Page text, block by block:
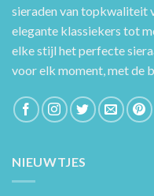
sieraden van topkwaliteit
elegante klassiekers tot
elke stijl het perfecte
voor elk moment, met de
NIEUWTJES